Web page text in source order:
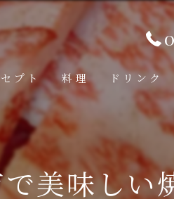
プト 料理 ドリンク
美味しい